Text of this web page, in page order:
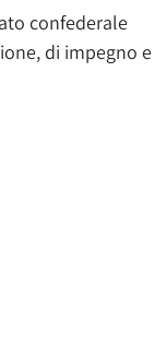
confederale
di impegno e